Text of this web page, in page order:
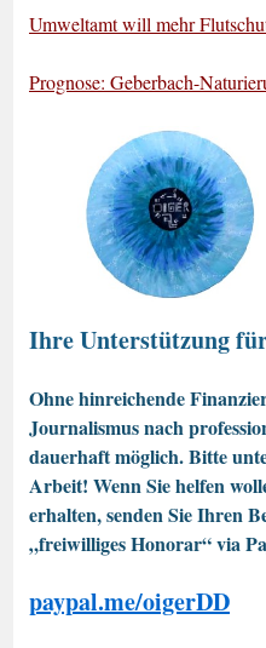
Umweltamt will mehr
Prognose: Geberbach-
Ihre Unterstützung
Ohne hinreichende
Journalismus nach
dauerhaft möglich. Bitte
Arbeit! Wenn Sie helfen
erhalten, senden Sie Ihren
„freiwilliges Honorar“ via
paypal.me/oigerDD